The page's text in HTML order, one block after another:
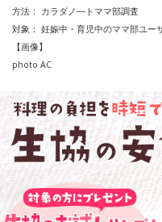
方法：
カラダノ―トママ部調査
対象： 妊娠中・育児中のママ部ユー
【画像】
photo AC